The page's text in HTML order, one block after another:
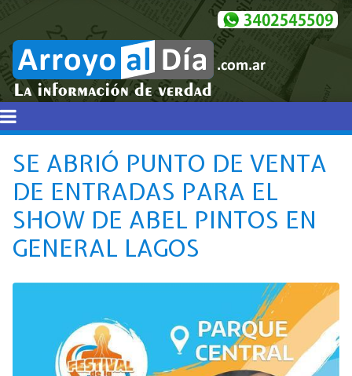
SE ABRIÓ PUNTO DE VENTA
DE ENTRADAS PARA EL
SHOW DE ABEL PINTOS EN
GENERAL LAGOS